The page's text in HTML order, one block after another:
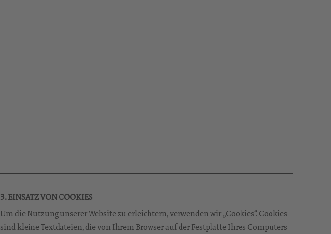
3. EINSATZ VON COOKIES
Um die Nutzung unserer Website zu erleichtern, verwenden wir „Cookies“. Cookies
sind kleine Textdateien, die von Ihrem Browser auf der Festplatte Ihres Computers